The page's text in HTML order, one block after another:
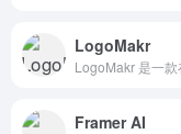
LogoMakr
Framer AI